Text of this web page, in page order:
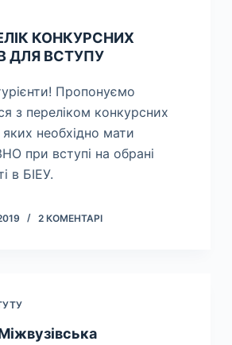
КОНКУРСНИХ
ДЛЯ ВСТУПУ
Пропонуємо
з переліком конкурсних
яких необхідно мати
при вступі на обрані
в БІЕУ.
2 КОМЕНТАРІ